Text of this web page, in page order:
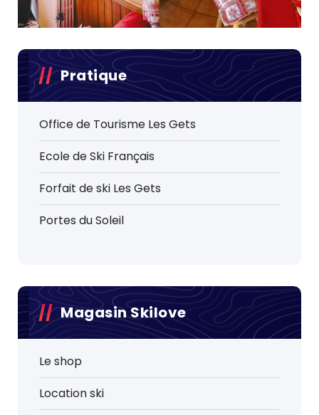
Pratique
Office de Tourisme Les Gets
Ecole de Ski Français
Forfait de ski Les Gets
Portes du Soleil
Magasin Skilove
Le shop
Location ski